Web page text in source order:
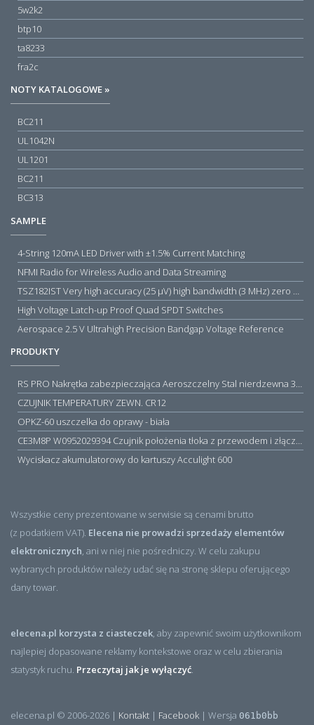
5w2k2
btp10
ta8233
fra2c
NOTY KATALOGOWE »
BC211
UL1042N
UL1201
BC211
BC313
SAMPLE
4-String 120mA LED Driver with ±1.5% Current Matching
NFMI Radio for Wireless Audio and Data Streaming
TSZ182IST Very high accuracy (25 µV) high bandwidth (3 MHz) zero drift 5 V operational amplifiers
High Voltage Latch-up Proof Quad SPDT Switches
Aerospace 2.5 V Ultrahigh Precision Bandgap Voltage Reference
PRODUKTY
RS PRO Nakrętka zabezpieczająca Aeroszczelny Stal nierdzewna 316 Zwykłe
CZUJNIK TEMPERATURY ZEWN. CR12
OPKZ-60 uszczelka do oprawy - biała
CE3M8P W0952029394 Czujnik położenia tłoka z przewodem i złączem M8, PNP NO, 10...30VDC, 100mA, METALWORK, METAL WORK jak MZT1-0
Wyciskacz akumulatorowy do kartuszy Acculight 600
Wszystkie ceny prezentowane w serwisie są cenami brutto
(z podatkiem VAT). Elecena nie prowadzi sprzedaży elementów
elektronicznych , ani w niej nie pośredniczy. W celu zakupu
wybranych produktów należy udać się na stronę sklepu oferującego
dany towar.
elecena.pl korzysta z ciasteczek , aby zapewnić swoim użytkownikom
najlepiej dopasowane reklamy kontekstowe oraz w celu zbierania
statystyk ruchu. Przeczytaj jak je wyłączyć
elecena.pl © 2006-2026 | Kontakt | Facebook | Wersja 061b0bb